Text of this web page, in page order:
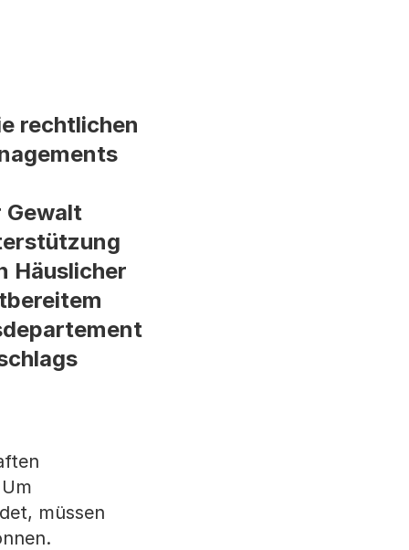
rechtlichen
Gewalt
Häuslicher
müssen